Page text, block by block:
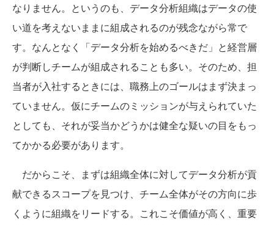
なりません。というのも、データ分析組織はデータの使
い道を考えないままに組成されるのが残念ながら常で
す。なんとなく「データ分析を始めるべきだ」と経営層
が判断しチームが組成されることも多い。そのため、担
当者が入社するときには、職務上のゴールはまず決まっ
ていません。仮にチームのミッションが与えられていた
としても、それが妥当かどうかは健全な疑いの目をもっ
てかかる必要があります。
だからこそ、まずは組織全体に対してデータ分析が貢
献できるスコープを見つけ、チーム全体がその方向に歩
くように組織をリードする。これこそ価値が高く、重要